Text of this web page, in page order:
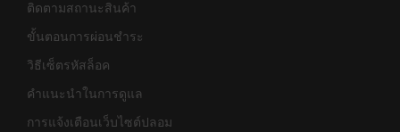
ติดตามสถานะสินค้า
ขั้นตอนการผ่อนชำระ
วิธีเซ็ตรหัสล็อค
คำแนะนำในการดูแล
การแจ้งเตือนเว็บไซต์ปลอม